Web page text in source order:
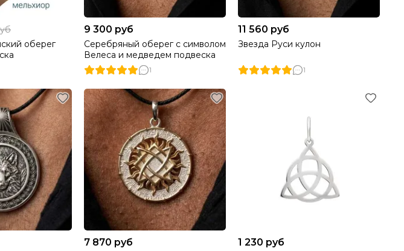
оберег
9 300 руб
Серебряный оберег с символом
Велеса и медведем подвеска
1
11 560 руб
Звезда Руси кулон
1
7 870 руб 1 230 руб